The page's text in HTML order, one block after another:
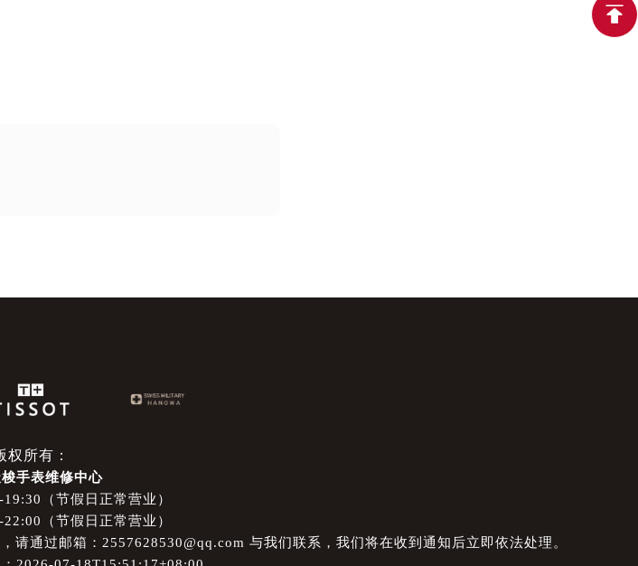
权所有：
手表维修中心
（节假日正常营业）
（节假日正常营业）
通过邮箱：2557628530@qq.com 与我们联系，我们将在收到通知后立即依法处理。